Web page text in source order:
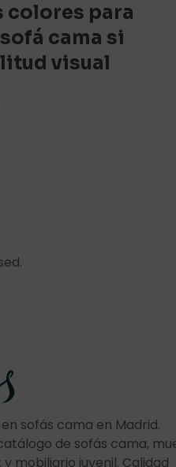
colores para
cama si
visual
sofás cama en Madrid.
de sofás cama,
mobiliario juvenil. Calidad